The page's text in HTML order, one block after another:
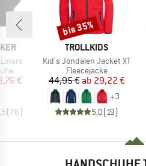
Preis
€
(76)
MARKE
TROLLKIDS
Artikel
Kid's Jondalen Jacket XT
Produktgruppe
Fleecejacke
Preis
44,95 € reduzierter
ab 29,22 €
+3
5,0(19)
Rabatt
bis 35%